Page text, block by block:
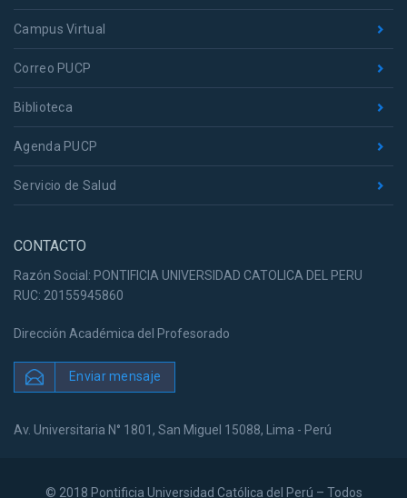
Campus Virtual
Correo PUCP
Biblioteca
Agenda PUCP
Servicio de Salud
CONTACTO
Razón Social: PONTIFICIA UNIVERSIDAD CATOLICA DEL PERU
RUC: 20155945860
Dirección Académica del Profesorado
Enviar mensaje
Av. Universitaria N° 1801, San Miguel 15088, Lima - Perú
© 2018 Pontificia Universidad Católica del Perú – Todos